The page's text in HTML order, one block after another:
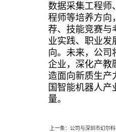
数据采集工程师
程师等培养方向
荐、技能竞赛与
业实践、职业发
向。未来，公司
企业，深化产教
造面向新质生产
国智能机器人产
量。
上一条： 公司与深圳市幻尔